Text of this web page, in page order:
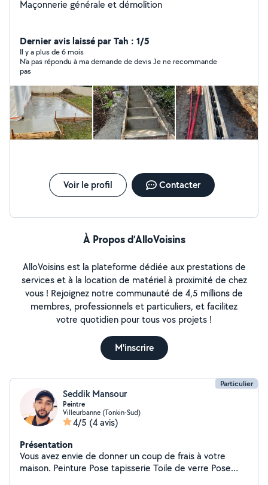
Maçonnerie générale et démolition
Dernier avis laissé par Tah : 1/5
Il y a plus de 6 mois
N'a pas répondu à ma demande de devis Je ne recommande
pas
Voir le profil Contacter
À Propos d’AlloVoisins
AlloVoisins est la plateforme dédiée aux prestations de
services et à la location de matériel à proximité de chez
vous ! Rejoignez notre communauté de 4,5 millions de
membres, professionnels et particuliers, et facilitez
votre quotidien pour tous vos projets !
M'inscrire
Particulier
Seddik Mansour
Peintre
Villeurbanne (Tonkin-Sud)
4/5 (4 avis)
Présentation
Vous avez envie de donner un coup de frais à votre
maison. Peinture Pose tapisserie Toile de verre Pose